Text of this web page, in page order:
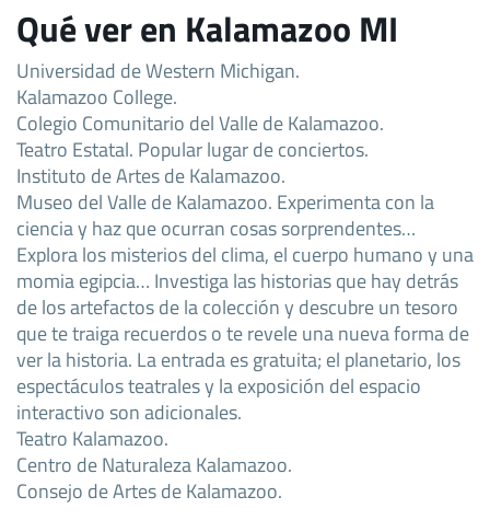
Qué ver en Kalamazoo MI
Universidad de Western Michigan.
Kalamazoo College.
Colegio Comunitario del Valle de Kalamazoo.
Teatro Estatal. Popular lugar de conciertos.
Instituto de Artes de Kalamazoo.
Museo del Valle de Kalamazoo. Experimenta con la
ciencia y haz que ocurran cosas sorprendentes…
Explora los misterios del clima, el cuerpo humano y una
momia egipcia… Investiga las historias que hay detrás
de los artefactos de la colección y descubre un tesoro
que te traiga recuerdos o te revele una nueva forma de
ver la historia. La entrada es gratuita; el planetario, los
espectáculos teatrales y la exposición del espacio
interactivo son adicionales.
Teatro Kalamazoo.
Centro de Naturaleza Kalamazoo.
Consejo de Artes de Kalamazoo.